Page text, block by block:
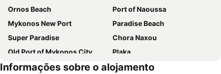
Ornos Beach
Port of Naoussa
Mykonos New Port
Paradise Beach
Super Paradise
Chora Naxou
Old Port of Mykonos City
Plaka
Glyfada
Kalo Livadi
Informações sobre o alojamento